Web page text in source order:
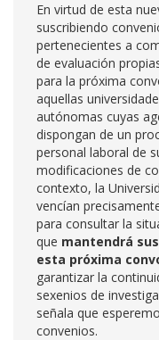
En virtud de esta
suscribiendo
pertenecientes a
de evaluación
para la próxima
aquellas
autónomas cuyas
dispongan de un
personal laboral de
modificaciones de
contexto, la
vencían
para consultar la
que mantendrá
esta próxima
garantizar la
sexenios de
señala que
convenios.